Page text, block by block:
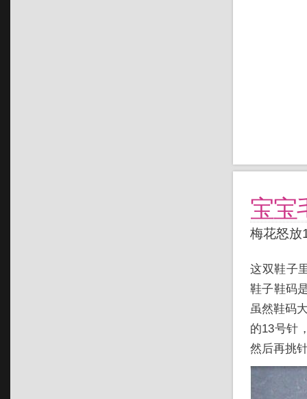
宝宝
梅花怒放
这双鞋子
鞋子鞋码
虽然鞋码
的13号针
然后再挑